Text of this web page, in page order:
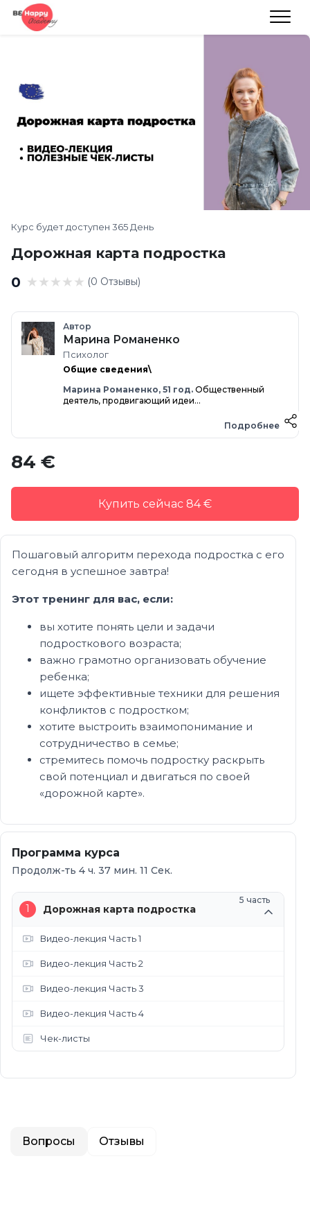
Пошаговый алгоритм перехода подростка с его
сегодня в успешное завтра!
Этот тренинг для вас, если:
вы хотите понять цели и задачи
подросткового возраста;
важно грамотно организовать обучение
ребенка;
ищете эффективные техники для решения
конфликтов с подростком;
хотите выстроить взаимопонимание и
сотрудничество в семье;
стремитесь помочь подростку раскрыть
свой потенциал и двигаться по своей
«дорожной карте».
Программа курса
Продолж-ть 4 ч. 37 мин. 11 Сек.
1 Дорожная карта подростка
5 часть
Видео-лекция Часть 1
Видео-лекция Часть 2
Видео-лекция Часть 3
Видео-лекция Часть 4
Чек-листы
Курс будет доступен 365 День
Дорожная карта подростка
0
(0 Отзывы)
Автор
Марина Романенко
Психолог
Общие сведения\
Марина Романенко, 51 год. Общественный
деятель, продвигающий идеи...
Подробнее
84 €
Купить сейчас 84 €
Вопросы Отзывы